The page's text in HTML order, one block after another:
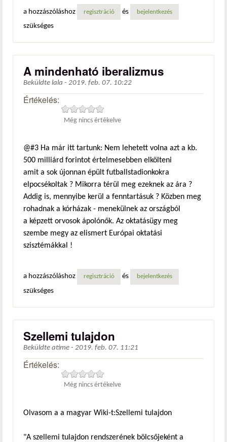
a hozzászóláshoz regisztráció és bejelentkezés
szükséges
A mindenható iberalizmus
Beküldte lala - 2019. feb. 07. 10:22
Értékelés:
Még nincs értékelve
@#3 Ha már itt tartunk: Nem lehetett volna azt a kb.
500 milliárd forintot értelmesebben elkölteni
amit a sok újonnan épült futballstadionkokra
elpocsékoltak ? Mikorra térül meg ezeknek az ára ?
Addig is, mennyibe kerül a fenntartásuk ? Közben meg
rohadnak a kórházak - menekülnek az országból
a képzett orvosok ápolónők. Az oktatásügy meg
szembe megy az elismert Európai oktatási
szisztémákkal !
a hozzászóláshoz regisztráció és bejelentkezés
szükséges
Szellemi tulajdon
Beküldte atime - 2019. feb. 07. 11:21
Értékelés:
Még nincs értékelve
Olvasom a a magyar Wiki-t:Szellemi tulajdon
"A szellemi tulajdon rendszerének bölcsőjeként a